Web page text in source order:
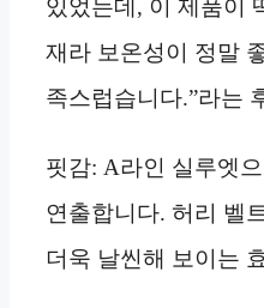
있었는데, 이 제품이
재라 보온성이 정말
족스럽습니다.”라는
핏감: A라인 실루엣
연출합니다. 허리 벨
더욱 날씬해 보이는